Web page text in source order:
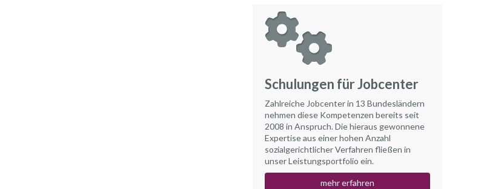
Schulungen für Jobcenter
Zahlreiche Jobcenter in 13 Bundesländern
nehmen diese Kompetenzen bereits seit
2008 in Anspruch. Die hieraus gewonnene
Expertise aus einer hohen Anzahl
sozialgerichtlicher Verfahren fließen in
unser Leistungsportfolio ein.
mehr erfahren